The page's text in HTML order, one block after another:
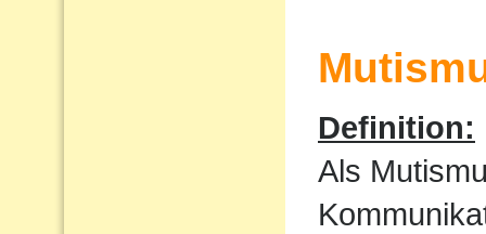
Definition:
Als